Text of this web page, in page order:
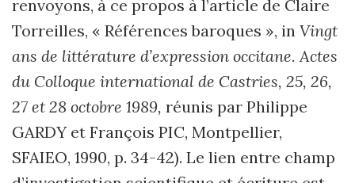
renvoyons, à ce propos à l’article de Claire
Torreilles, « Références baroques », in Vingt
ans de littérature d’expression occitane. Actes
du Colloque international de Castries, 25, 26,
27 et 28 octobre 1989, réunis par Philippe
GARDY et François PIC, Montpellier,
SFAIEO, 1990, p. 34-42). Le lien entre champ